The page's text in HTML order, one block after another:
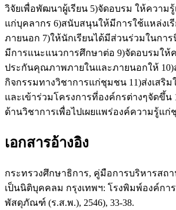
วิจัยเพื่อพัฒนาผู้เรียน 5)จัดอบรม ให้ความ
แก่บุคลากร 6)สนับสนุนให้มีการใช้แหล่งเ
ภายนอก 7)ให้นักเรียนได้มีส่วนร่วมในกา
มีการแนะแนวการศึกษาต่อ 9)จัดอบรมให้
ประกันคุณภาพภายในและภายนอกให้ 10)
กิจกรรมทางวิชาการแก่ชุมชน 11)ส่งเสริม
และเข้าร่วมโครงการที่องค์กรต่างๆจัดขึ้น
ด้านวิชาการเพื่อไปเผยแพร่องค์ความรู้แ
เอกสารอ้างอิง
กระทรวงศึกษาธิการ, คู่มือการบริหารสถ
เป็นนิติบุคคลม กรุงเทพฯ: โรงพิมพ์องค์กา
พัสดุภัณฑ์ (ร.ส.พ.), 2546), 33-38.